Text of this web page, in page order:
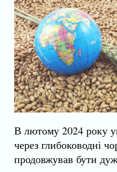
В лютому 2024 року
через глибоководні
продовжував бути